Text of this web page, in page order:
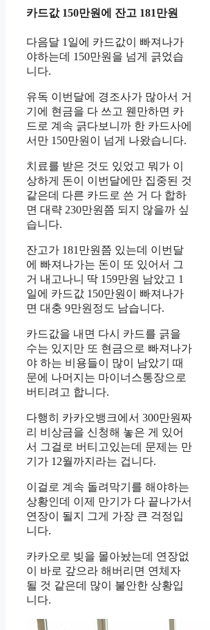
카드값 150만원에 잔고 181만원
다음달 1일에 카드값이 빠져나가
야하는데 150만원을 넘게 긁었습
니다.
유독 이번달에 경조사가 많아서 거
기에 현금을 다 쓰고 웬만하면 카
드로 계속 긁다보니까 한 카드사에
서만 150만원이 넘게 나왔습니다.
치료를 받은 것도 있었고 뭐가 이
상하게 돈이 이번달에만 집중된 것
같은데 다른 카드로 쓴 거 다 합하
면 대략 230만원쯤 되지 않을까 싶
습니다.
잔고가 181만원쯤 있는데 이번달
에 빠져나가는 돈이 또 있어서 그
거 내고나니 딱 159만원 남았고 1
일에 카드값 150만원이 빠져나가
면 대충 9만원정도 남습니다.
카드값을 내면 다시 카드를 긁을
수는 있지만 또 현금으로 빠져나가
야 하는 비용들이 많이 남았기 때
문에 나머지는 마이너스통장으로
버티려고 합니다.
다행히 카카오뱅크에서 300만원짜
리 비상금을 신청해 놓은 게 있어
서 그걸로 버티고있는데 문제는 만
기가 12월까지라는 겁니다.
이걸로 계속 돌려막기를 해야하는
상황인데 이제 만기가 다 끝나가서
연장이 될지 그게 가장 큰 걱정입
니다.
카카오로 빚을 몰아놨는데 연장없
이 바로 갚으라 해버리면 연체자
될 것 같은데 많이 불안한 상황입
니다.